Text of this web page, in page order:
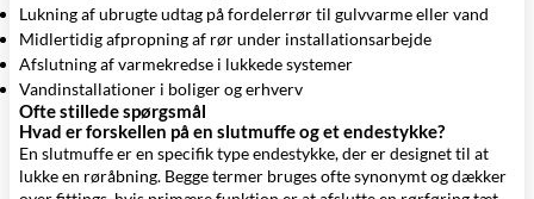
Lukning af ubrugte udtag på fordelerrør til gulvvarme eller vand
Midlertidig afpropning af rør under installationsarbejde
Afslutning af varmekredse i lukkede systemer
Vandinstallationer i boliger og erhverv
Ofte stillede spørgsmål
Hvad er forskellen på en slutmuffe og et endestykke?
En slutmuffe er en specifik type endestykke, der er designet til at
lukke en røråbning. Begge termer bruges ofte synonymt og dækker